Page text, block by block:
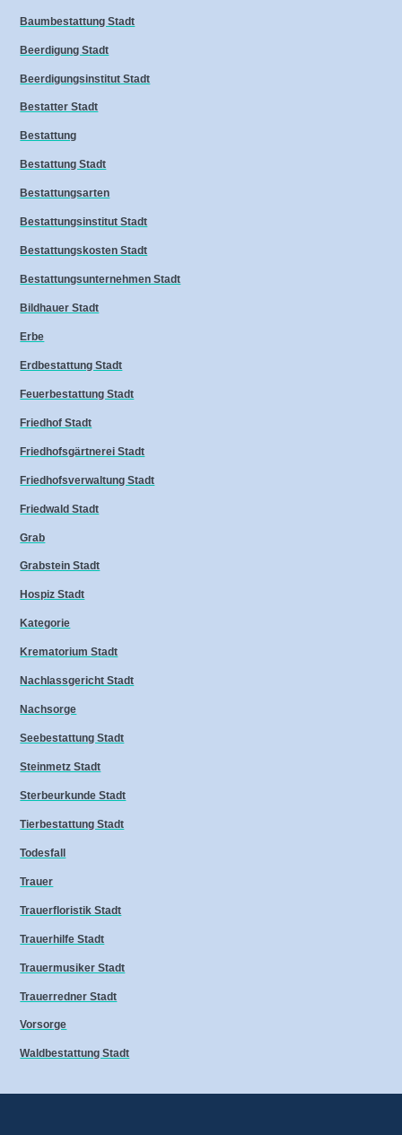
Baumbestattung Stadt
Beerdigung Stadt
Beerdigungsinstitut Stadt
Bestatter Stadt
Bestattung
Bestattung Stadt
Bestattungsarten
Bestattungsinstitut Stadt
Bestattungskosten Stadt
Bestattungsunternehmen Stadt
Bildhauer Stadt
Erbe
Erdbestattung Stadt
Feuerbestattung Stadt
Friedhof Stadt
Friedhofsgärtnerei Stadt
Friedhofsverwaltung Stadt
Friedwald Stadt
Grab
Grabstein Stadt
Hospiz Stadt
Kategorie
Krematorium Stadt
Nachlassgericht Stadt
Nachsorge
Seebestattung Stadt
Steinmetz Stadt
Sterbeurkunde Stadt
Tierbestattung Stadt
Todesfall
Trauer
Trauerfloristik Stadt
Trauerhilfe Stadt
Trauermusiker Stadt
Trauerredner Stadt
Vorsorge
Waldbestattung Stadt